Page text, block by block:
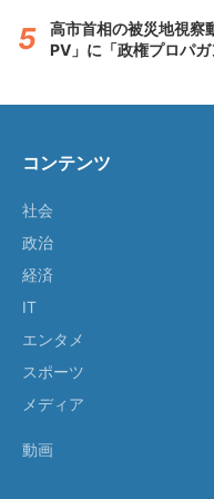
高市首相の被災地視
PV」に「政権プロパ
コンテンツ
社会
政治
経済
IT
エンタメ
スポーツ
メディア
動画